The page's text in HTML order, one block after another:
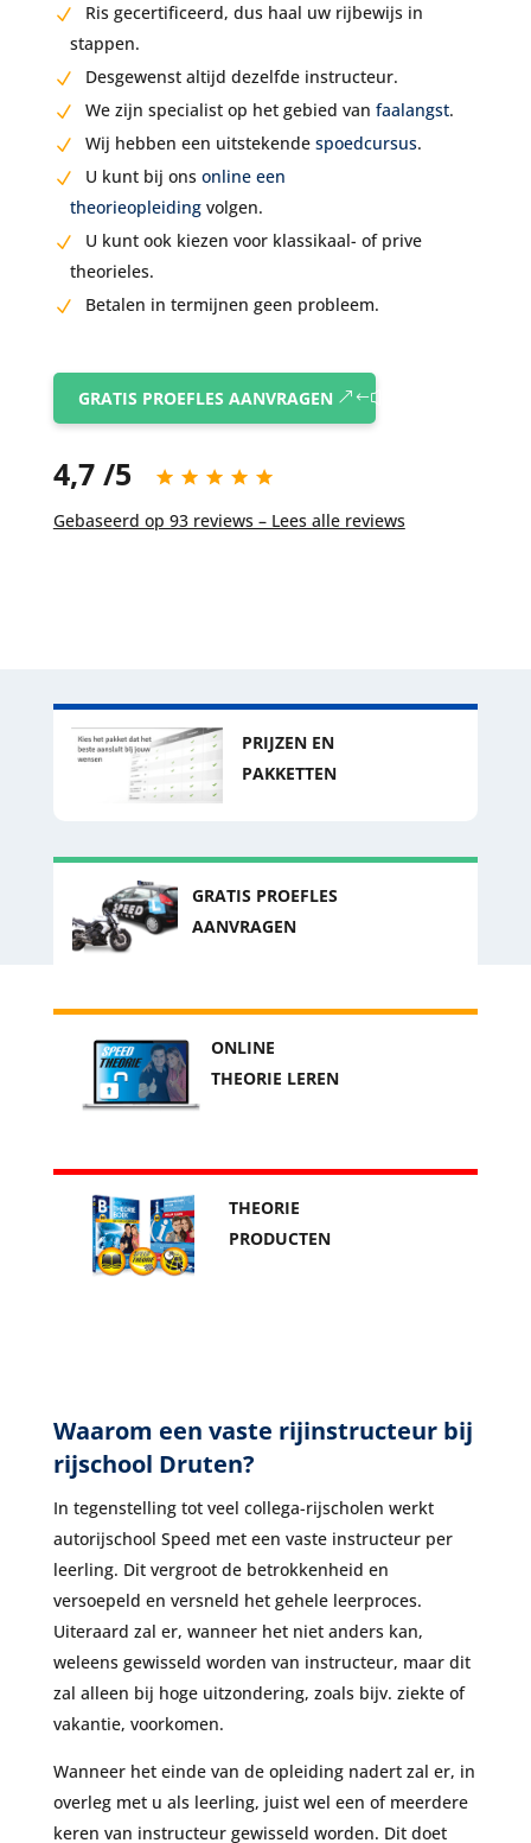
Ris gecertificeerd, dus haal uw rijbewijs in
stappen.
Desgewenst altijd dezelfde instructeur.
We zijn specialist op het gebied van faalangst.
Wij hebben een uitstekende spoedcursus.
U kunt bij ons online een
theorieopleiding volgen.
U kunt ook kiezen voor klassikaal- of prive
theorieles.
Betalen in termijnen geen probleem.
GRATIS PROEFLES AANVRAGEN
4,7 /5
Gebaseerd op 93 reviews – Lees alle reviews
PRIJZEN EN
PAKKETTEN
GRATIS PROEFLES
AANVRAGEN
ONLINE
THEORIE LEREN
THEORIE
PRODUCTEN
Waarom een vaste rijinstructeur bij
rijschool Druten?
In tegenstelling tot veel collega-rijscholen werkt
autorijschool Speed met een vaste instructeur per
leerling. Dit vergroot de betrokkenheid en
versoepeld en versneld het gehele leerproces.
Uiteraard zal er, wanneer het niet anders kan,
weleens gewisseld worden van instructeur, maar dit
zal alleen bij hoge uitzondering, zoals bijv. ziekte of
vakantie, voorkomen.
Wanneer het einde van de opleiding nadert zal er, in
overleg met u als leerling, juist wel een of meerdere
keren van instructeur gewisseld worden. Dit doet